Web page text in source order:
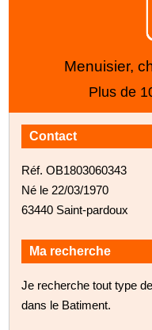
Menuisier,
Plus de
Contact
Réf. OB1803060343
Né le 22/03/1970
63440 Saint-pardoux
Ma recherche
Je recherche tout type
dans le Batiment.